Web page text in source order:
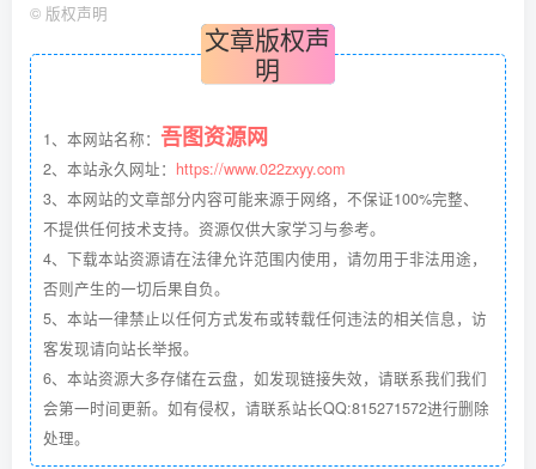
© 版权声明
文章版权声
明
1、本网站名称： 吾图资源网
2、本站永久网址： https://www.022zxyy.com
3、本网站的文章部分内容可能来源于网络，不保证100%完整、
不提供任何技术支持。资源仅供大家学习与参考。
4、下载本站资源请在法律允许范围内使用，请勿用于非法用途，
否则产生的一切后果自负。
5、本站一律禁止以任何方式发布或转载任何违法的相关信息，访
客发现请向站长举报。
6、本站资源大多存储在云盘，如发现链接失效，请联系我们我们
会第一时间更新。如有侵权，请联系站长QQ:815271572进行删除
处理。